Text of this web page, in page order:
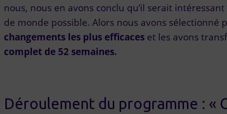
nous, nous en avons conclu qu’il serait
de monde possible. Alors nous avons sélectionné
changements les plus efficaces et les avons
complet de 52 semaines.
Déroulement du programme : «